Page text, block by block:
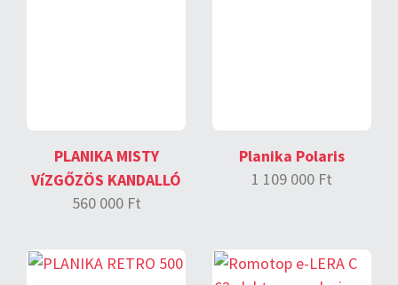
PLANIKA MISTY
VíZGŐZÖS KANDALLÓ
560 000 Ft
Planika Polaris
1 109 000 Ft